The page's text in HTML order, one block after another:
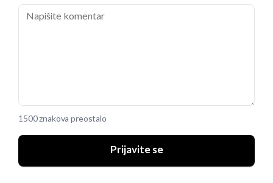
1500 znakova preostalo
Prijavite se